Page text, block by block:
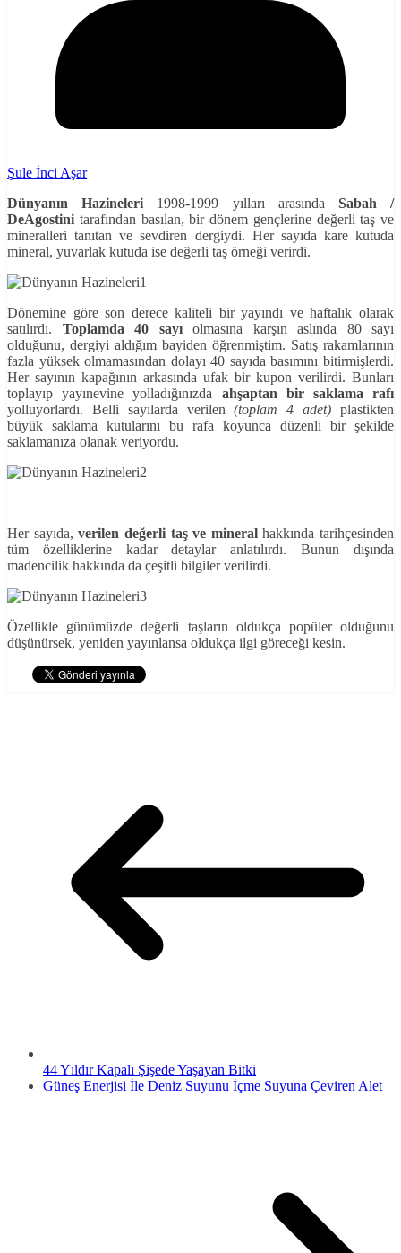
Şule İnci Aşar
Dünyanın Hazineleri 1998-1999 yılları arasında Sabah /
DeAgostini tarafından basılan, bir dönem gençlerine değerli taş ve
mineralleri tanıtan ve sevdiren dergiydi. Her sayıda kare kutuda
mineral, yuvarlak kutuda ise değerli taş örneği verirdi.
Dönemine göre son derece kaliteli bir yayındı ve haftalık olarak
satılırdı. Toplamda 40 sayıolmasına karşın aslında 80 sayı
olduğunu, dergiyi aldığım bayiden öğrenmiştim. Satış rakamlarının
fazla yüksek olmamasından dolayı 40 sayıda basımını bitirmişlerdi.
Her sayının kapağının arkasında ufak bir kupon verilirdi. Bunları
toplayıp yayınevine yolladığınızda ahşaptan bir saklama rafı
yolluyorlardı. Belli sayılarda verilen(toplam 4 adet) plastikten
büyük saklama kutularını bu rafa koyunca düzenli bir şekilde
saklamanıza olanak veriyordu.
Her sayıda,verilen değerli taş ve mineralhakkında tarihçesinden
tüm özelliklerine kadar detaylar anlatılırdı. Bunun dışında
madencilik hakkında da çeşitli bilgiler verilirdi.
Özellikle günümüzde değerli taşların oldukça popüler olduğunu
düşünürsek, yeniden yayınlansa oldukça ilgi göreceği kesin.
44 Yıldır Kapalı Şişede Yaşayan Bitki
Güneş Enerjisi İle Deniz Suyunu İçme Suyuna Çeviren Alet